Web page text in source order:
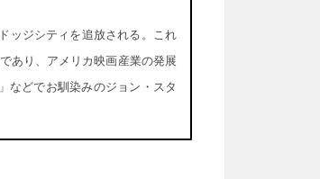
ッジシティを追放される。これ
あり、アメリカ映画産業の発展
などでお馴染みのジョン・スタ